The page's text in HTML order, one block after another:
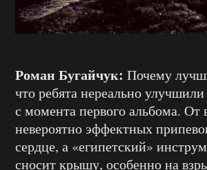
Роман Бугайчук: Почему
что ребята нереально улучшили
с момента первого альбома. От
невероятно эффектных
сердце, а «египетский»
сносит крышу, особенно на